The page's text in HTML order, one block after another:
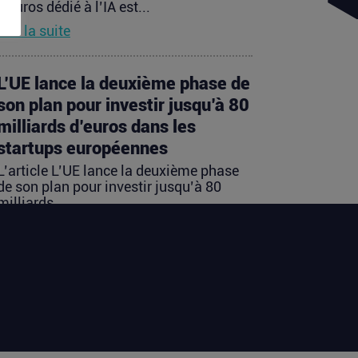
d’euros dédié à l’IA est...
Lire la suite
lance la deuxième phase de
plan pour investir jusqu’à 80
d’euros dans les
européennes
L’UE lance la deuxième phase
son plan pour investir jusqu’à 80